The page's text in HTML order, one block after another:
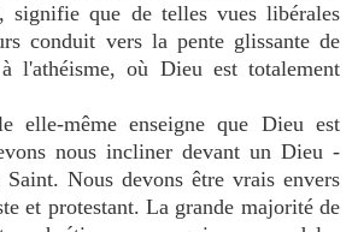
signifie que de telles vues libérales
conduit vers la pente glissante de
l'athéisme, où Dieu est totalement
elle-même enseigne que Dieu est
nous incliner devant un Dieu -
Nous devons être vrais envers
et protestant. La grande majorité de